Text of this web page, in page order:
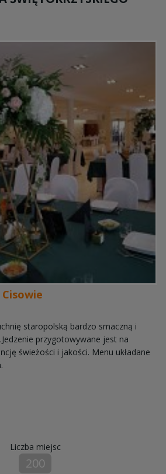
staropolską bardzo smaczną i
przygotowywane jest na
świeżości i jakości. Menu układane
Liczba miejsc
200